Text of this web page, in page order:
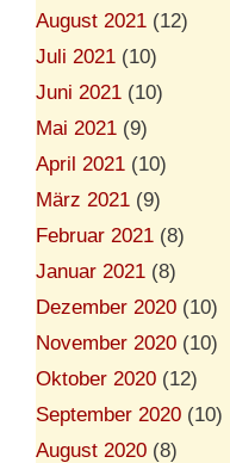
August 2021 (12)
Juli 2021 (10)
Juni 2021 (10)
Mai 2021 (9)
April 2021 (10)
März 2021 (9)
Februar 2021 (8)
Januar 2021 (8)
Dezember 2020 (10)
November 2020 (10)
Oktober 2020 (12)
September 2020 (10)
August 2020 (8)